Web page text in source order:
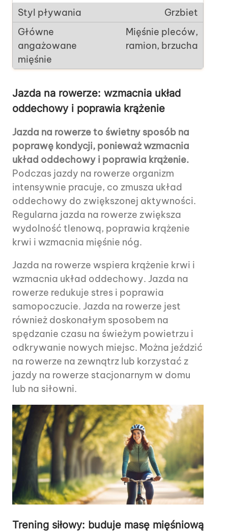
Grzbiet
Mięśnie pleców,
ramion, brzucha
Jazda na rowerze: wzmacnia układ
oddechowy i poprawia krążenie
Jazda na rowerze to świetny sposób na
poprawę kondycji, ponieważ wzmacnia
układ oddechowy i poprawia krążenie.
Podczas jazdy na rowerze organizm
intensywnie pracuje, co zmusza układ
oddechowy do zwiększonej aktywności.
Regularna jazda na rowerze zwiększa
wydolność tlenową, poprawia krążenie
krwi i wzmacnia mięśnie nóg.
Jazda na rowerze wspiera krążenie krwi i
wzmacnia układ oddechowy. Jazda na
rowerze redukuje stres i poprawia
samopoczucie. Jazda na rowerze jest
również doskonałym sposobem na
spędzanie czasu na świeżym powietrzu i
odkrywanie nowych miejsc. Można jeździć
na rowerze na zewnątrz lub korzystać z
jazdy na rowerze stacjonarnym w domu
lub na siłowni.
Trening siłowy: buduje masę mięśniową